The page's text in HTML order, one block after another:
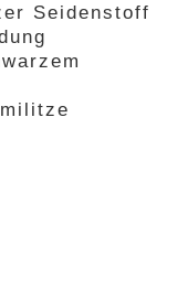
Seidenstoff